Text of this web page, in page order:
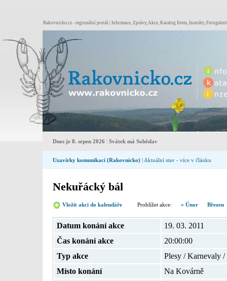
Rakovnicko.cz - regionální portál | Informace, Zprávy, Akce, Katalog firem, Inzeráty,
Dnes je 8. srpen 2026 Svátek má Soběslav
Uzavírky komunikací (Rakovnicko) | Aktuální stav - více v článku
Nekuřácký bál
Vložit akci do kalendáře Prohlížet akce: « Únor Březen
Datum konání akce
19. 03. 2011
Čas konání akce
20:00:00
Typ akce
Plesy / Karnevaly
Místo konání
Na Kovárně